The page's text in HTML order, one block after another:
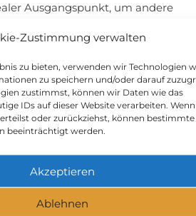
Zustimmung verwalten
zu bieten, verwenden wir Technologien
zu speichern und/oder darauf
zustimmst, können wir Daten wie das
IDs auf dieser Website verarbeiten.
oder zurückziehst, können bestimmte
beeinträchtigt werden.
Akzeptieren
Ablehnen
Ausgangspunkt, um andere
mit seiner historischen Altstadt
ist Oranienburg mit seinem
Ausflug. Ebenfalls in
Berlin Brandenburg, von
Zielen fliegen können.
Naturliebhaber oder
sind, der Berliner Bezirk